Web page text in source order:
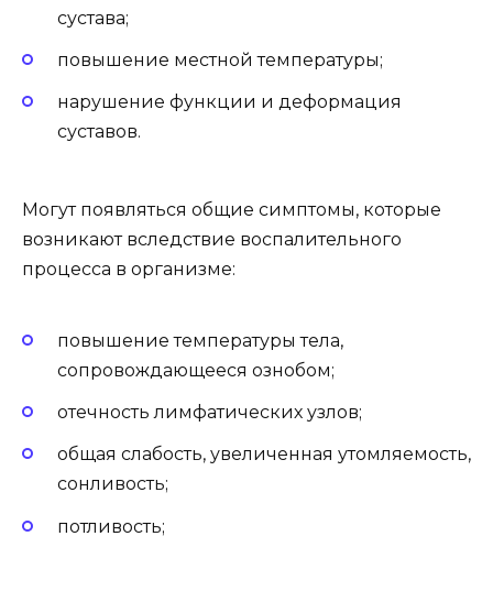
сустава;
повышение местной температуры;
нарушение функции и деформация
суставов.
Могут появляться общие симптомы, которые
возникают вследствие воспалительного
процесса в организме:
повышение температуры тела,
сопровождающееся ознобом;
отечность лимфатических узлов;
общая слабость, увеличенная утомляемость,
сонливость;
потливость;